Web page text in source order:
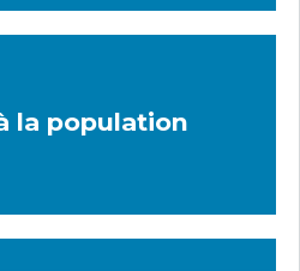
la population